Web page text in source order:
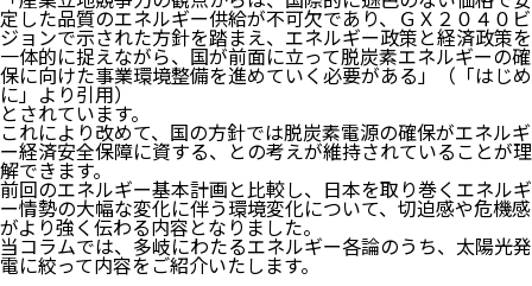
定した品質のエネルギー供給が不可欠であり、ＧＸ２０４０ビ
ジョンで示された方針を踏まえ、エネルギー政策と経済政策を
一体的に捉えながら、国が前面に立って脱炭素エネルギーの確
保に向けた事業環境整備を進めていく必要がある」（「はじめ
に」より引用）
とされています。
これにより改めて、国の方針では脱炭素電源の確保がエネルギ
ー経済安全保障に資する、との考えが維持されていることが理
解できます。
前回のエネルギー基本計画と比較し、日本を取り巻くエネルギ
ー情勢の大幅な変化に伴う環境変化について、切迫感や危機感
がより強く伝わる内容となりました。
当コラムでは、 多岐にわたるエネルギー各論のうち、太陽光発
電に絞って内容をご紹介いたします。